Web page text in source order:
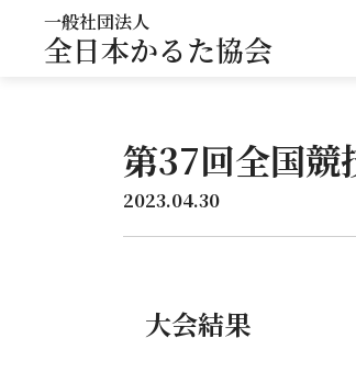
一般社団法人
全日本かるた協会
第37回全国競
2023.04.30
大会結果